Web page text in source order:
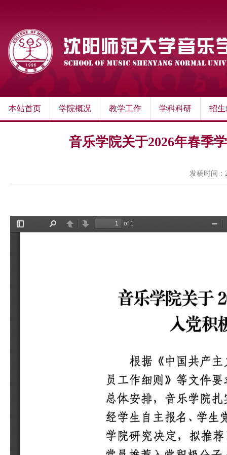
本站首页 学院概况 教学工作 学科科研 招
音乐学院关于2026年春季
发稿时间：